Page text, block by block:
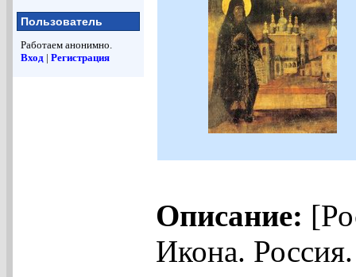
Пользователь
Работаем анонимно.
Вход | Регистрация
Описание:
Икона.